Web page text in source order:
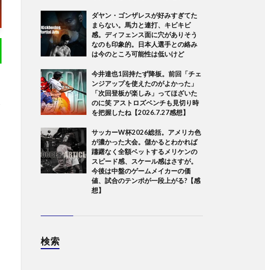
ダヤン・ゴンザレスが好みすぎてた
まらない。馬力と連打、キビキビ
感。ディフェンス面に穴がありそう
なのも印象的。日本人選手との絡み
は今のところ可能性は低いけど
今井達也1回持たず降板。前回「チェ
ンジアップを使えたのがよかった」
「次回登板が楽しみ」ってほざいた
のに笑 アストロズベンチも見切り時
を把握したね【2026.7.27感想】
サッカーW杯2026総括。アメリカ色
が濃かった大会。儲かるとわかれば
躊躇なく全額ベットするメリケンの
スピード感、スケール感はさすが。
今後は中盤のゲームメイカーの価
値、試合のテンポが一段上がる?【感
想】
検索